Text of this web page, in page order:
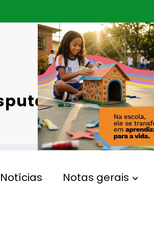
Notícias Notas gerais
Gperelo@gmail.com